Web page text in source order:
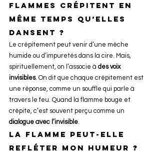
flammes crépitent en
même temps qu’elles
dansent ?
Le crépitement peut venir d’une mèche
humide ou d’impuretés dans la cire. Mais,
spirituellement, on l’associe à des voix
invisibles. On dit que chaque crépitement est
une réponse, comme un souffle qui parle à
travers le feu. Quand la flamme bouge et
crépite, c’est souvent perçu comme un
dialogue avec l’invisible.
La flamme peut-elle
refléter mon humeur ?